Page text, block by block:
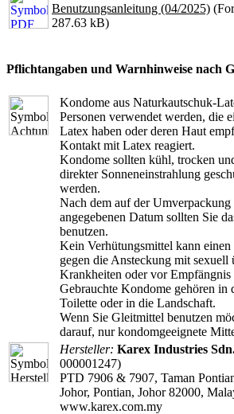
Benutzungsanleitung (04/2025)
287.63 kB)
Pflichtangaben und Warnhinweise nach
Kondome aus Naturkautschuk-
Personen verwendet werden, die
Latex haben oder deren Haut
Kontakt mit Latex reagiert.
Kondome sollten kühl, trocken
direkter Sonneneinstrahlung
werden.
Nach dem auf der
angegebenen Datum sollten Sie
benutzen.
Kein Verhütungsmittel kann
gegen die Ansteckung mit sexuell
Krankheiten oder vor Empfängnis
Gebrauchte Kondome gehören
Toilette oder in die Landschaft.
Wenn Sie Gleitmittel benutzen
darauf, nur kondomgeeignete
Hersteller: Karex Industries
000001247)
PTD 7906 & 7907, Taman
Johor, Pontian, Johor 82000,
www.karex.com.my